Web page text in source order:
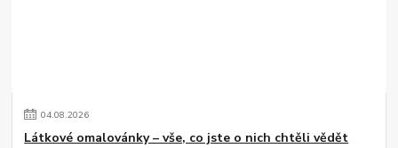
04.08.2026
Látkové omalovánky – vše, co jste o nich chtěli vědět